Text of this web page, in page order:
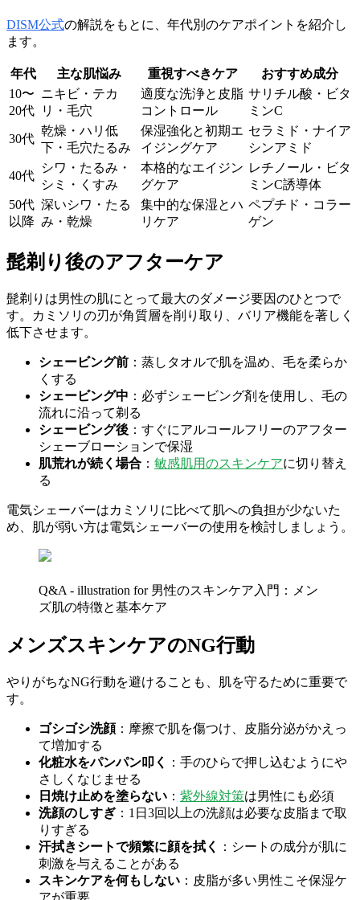
DISM公式の解説をもとに、年代別のケアポイントを紹介し
ます。
年代 主な肌悩み 重視すべきケア
おすすめ成分
10〜
20代
ニキビ・テカ
リ・毛穴
適度な洗浄と皮脂
コントロール
サリチル酸・ビタ
ミンC
30代
乾燥・ハリ低
下・毛穴たるみ
保湿強化と初期エ
イジングケア
セラミド・ナイア
シンアミド
40代
シワ・たるみ・
シミ・くすみ
本格的なエイジン
グケア
レチノール・ビタ
ミンC誘導体
50代
以降
深いシワ・たる
み・乾燥
集中的な保湿とハ
リケア
ペプチド・コラー
ゲン
髭剃り後のアフターケア
髭剃りは男性の肌にとって最大のダメージ要因のひとつで
す。カミソリの刃が角質層を削り取り、バリア機能を著しく
低下させます。
シェービング前 ：蒸しタオルで肌を温め、毛を柔らか
くする
シェービング中 ：必ずシェービング剤を使用し、毛の
流れに沿って剃る
シェービング後 ：すぐにアルコールフリーのアフター
シェーブローションで保湿
肌荒れが続く場合 ： 敏感肌用のスキンケアに切り替え
る
電気シェーバーはカミソリに比べて肌への負担が少ないた
め、肌が弱い方は電気シェーバーの使用を検討しましょう。
Q&A - illustration for 男性のスキンケア入門：メン
ズ肌の特徴と基本ケア
メンズスキンケアのNG行動
やりがちなNG行動を避けることも、肌を守るために重要で
す。
ゴシゴシ洗顔：摩擦で肌を傷つけ、皮脂分泌がかえっ
て増加する
化粧水をパンパン叩く
：手のひらで押し込むようにや
さしくなじませる
日焼け止めを塗らない ： 紫外線対策は男性にも必須
洗顔のしすぎ ：1日3回以上の洗顔は必要な皮脂まで取
りすぎる
汗拭きシートで頻繁に顔を拭く
：シートの成分が肌に
刺激を与えることがある
スキンケアを何もしない ：皮脂が多い男性こそ保湿ケ
アが重要